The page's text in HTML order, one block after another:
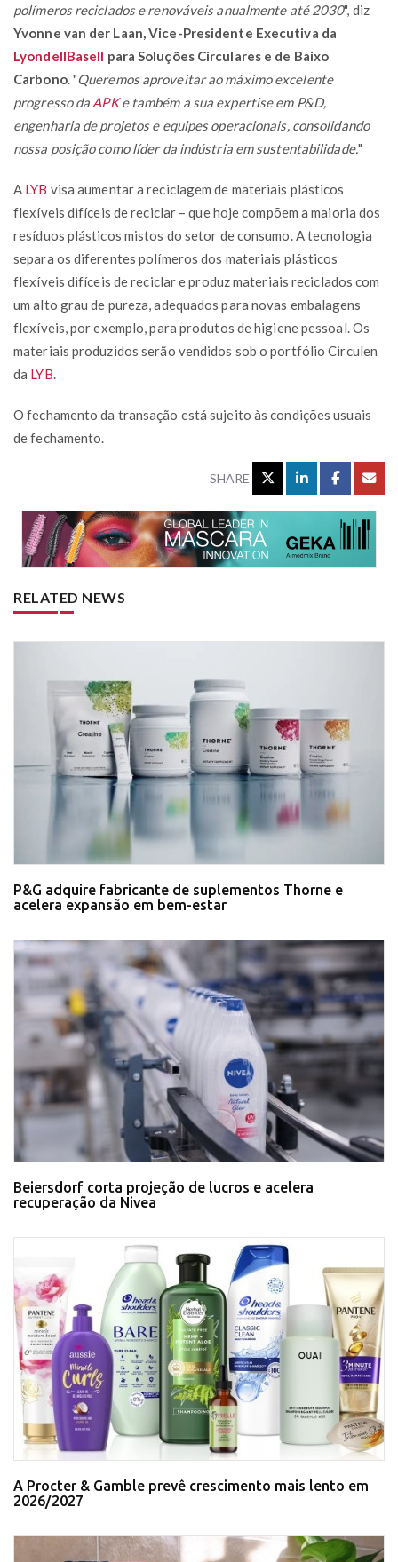
polímeros reciclados e renováveis anualmente até 2030", diz
Yvonne van der Laan, Vice-Presidente Executiva da
LyondellBasell para Soluções Circulares e de Baixo
Carbono. "Queremos aproveitar ao máximo excelente
progresso da APKe também a sua expertise em P&D,
engenharia de projetos e equipes operacionais, consolidando
nossa posição como líder da indústria em sustentabilidade."
A LYB visa aumentar a reciclagem de materiais plásticos
flexíveis difíceis de reciclar – que hoje compõem a maioria dos
resíduos plásticos mistos do setor de consumo. A tecnologia
separa os diferentes polímeros dos materiais plásticos
flexíveis difíceis de reciclar e produz materiais reciclados com
um alto grau de pureza, adequados para novas embalagens
flexíveis, por exemplo, para produtos de higiene pessoal. Os
materiais produzidos serão vendidos sob o portfólio Circulen
da LYB
O fechamento da transação está sujeito às condições usuais
de fechamento.
SHARE
RELATED NEWS
P&G adquire fabricante de suplementos Thorne e
acelera expansão em bem-estar
Beiersdorf corta projeção de lucros e acelera
recuperação da Nivea
A Procter & Gamble prevê crescimento mais lento em
2026/2027